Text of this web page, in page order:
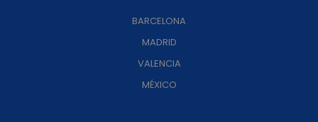
BARCELONA
MADRID
VALENCIA
MÉXICO